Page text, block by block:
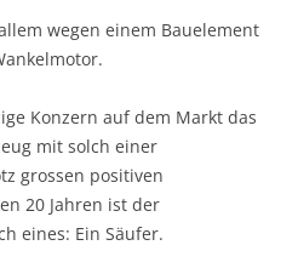
wegen einem Bauelement
Konzern auf dem Markt das
mit solch einer
grossen positiven
20 Jahren ist der
eines: Ein Säufer.